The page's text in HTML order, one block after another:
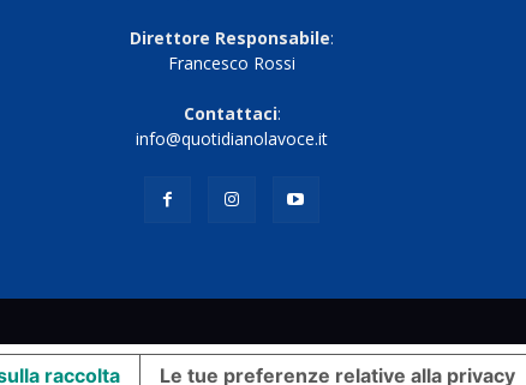
Direttore Responsabile:
Francesco Rossi
Contattaci:
info@quotidianolavoce.it
raccolta Le tue preferenze relative alla privacy